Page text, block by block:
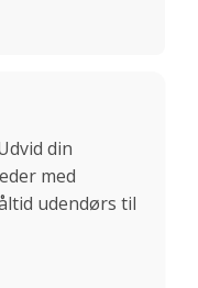
din
med
udendørs til